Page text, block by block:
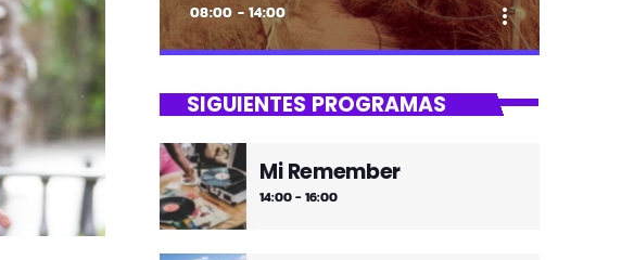
08:00 - 14:00 more_vert
Asteburua!
¡Música y más música los fines de
semana!
SIGUIENTES PROGRAMAS
Mi Remember
14:00 - 16:00